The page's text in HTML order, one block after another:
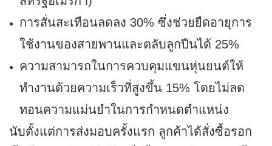
การสั่นสะเทือนลดลง 30% ซึ่งช่วยยืดอายุการ
ใช้งานของสายพานและตลับลูกปืนได้ 25%
ความสามารถในการควบคุมแขนหุ่นยนต์ให้
ทำงานด้วยความเร็วที่สูงขึ้น 15% โดยไม่ลด
ทอนความแม่นยำในการกำหนดตำแหน่ง
นับตั้งแต่การส่งมอบครั้งแรก ลูกค้าได้สั่งซื้อรอก